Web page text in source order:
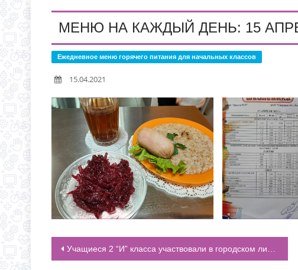
ИНФОРМАЦИЯ О ПРИЕМЕ В
НОВАЯ ЭПИДЕМИЯ
С 1 СЕНТЯБРЯ 2026 ГОДА
ГРАФИК ПРИЕМА
МЕНЮ НА КАЖДЫЙ ДЕНЬ: 15
Ежедневное меню горячего питания для начальных классов
15.04.2021
НАВИГАЦИЯ ПО ЗАПИСЯМ
Учащиеся 2 “И” класса участвовали в городском литературно-творческом конкурсе “Космические фантазии-2021”